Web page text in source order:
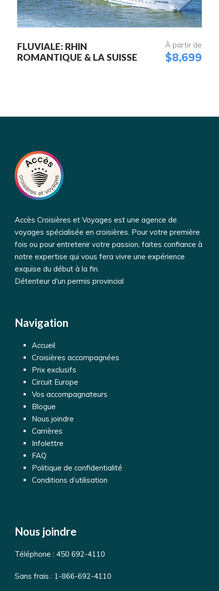
FLUVIALE: RHIN
ROMANTIQUE & LA SUISSE
À partir de
$8,699
Accès Croisières et Voyages est une agence de
voyages spécialisée en croisières. Pour votre première
fois ou pour entretenir votre passion, faites confiance à
notre expertise qui vous fera vivre une expérience
exquise du début à la fin.
Détenteur d'un permis provincial
Navigation
Accueil
Croisières accompagnées
Prix exclusifs
Circuit Europe
Vos accompagnateurs
Blogue
Nous joindre
Carrières
Infolettre
FAQ
Politique de confidentialité
Conditions d’utilisation
Nous joindre
Téléphone : 450 692-4110
Sans frais : 1-866-692-4110